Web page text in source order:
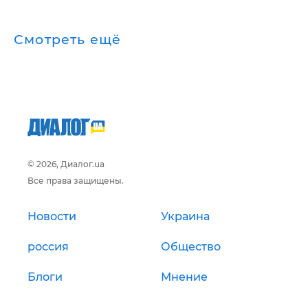
Смотреть ещё
© 2026, Диалог.ua
Все права защищены.
Новости Украина
россия Общество
Блоги Мнение